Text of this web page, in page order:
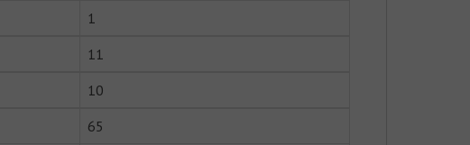
1
11
10
65